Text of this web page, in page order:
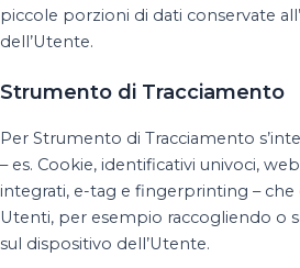
piccole porzioni di dati conservate
dell’Utente.
Strumento di Tracciamento
Per Strumento di Tracciamento
– es. Cookie, identificativi univoci,
integrati, e-tag e fingerprinting – che
Utenti, per esempio raccogliendo o
sul dispositivo dell’Utente.